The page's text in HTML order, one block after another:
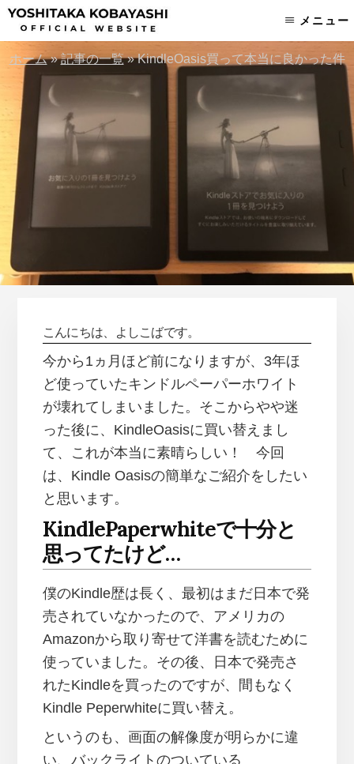
Skip
content
Skip
footer
メニュー
ホーム»記事の一覧»KindleOasis買って本当に良かった件
こんにちは、よしこばです。
今から1ヵ月ほど前になりますが、3年ほ
ど使っていたキンドルペーパーホワイト
が壊れてしまいました。そこからやや迷
った後に、KindleOasisに買い替えまし
て、これが本当に素晴らしい！ 今回
は、Kindle Oasisの簡単なご紹介をしたい
と思います。
KindlePaperwhiteで十分と
思ってたけど…
僕のKindle歴は長く、最初はまだ日本で発
売されていなかったので、アメリカの
Amazonから取り寄せて洋書を読むために
使っていました。その後、日本で発売さ
れたKindleを買ったのですが、間もなく
Kindle Peperwhiteに買い替え。
というのも、画面の解像度が明らかに違
い、バックライトのついている